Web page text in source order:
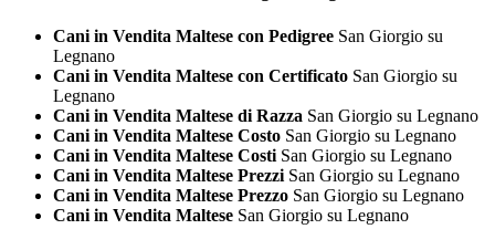
Cani in Vendita Maltese con Pedigree San Giorgio su
Legnano
Cani in Vendita Maltese con Certificato San Giorgio su
Legnano
Cani in Vendita Maltese di Razza San Giorgio su Legnano
Cani in Vendita Maltese Costo San Giorgio su Legnano
Cani in Vendita Maltese Costi San Giorgio su Legnano
Cani in Vendita Maltese Prezzi San Giorgio su Legnano
Cani in Vendita Maltese Prezzo San Giorgio su Legnano
Cani in Vendita Maltese San Giorgio su Legnano